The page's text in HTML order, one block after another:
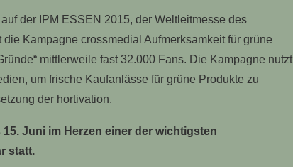
der IPM ESSEN 2015, der Weltleitmesse des
Kampagne crossmedial Aufmerksamkeit für grüne
mittlerweile fast 32.000 Fans. Die Kampagne nutzt
um frische Kaufanlässe für grüne Produkte zu
der hortivation.
Juni im Herzen einer der wichtigsten
statt.